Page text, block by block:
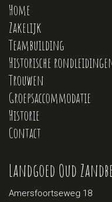
Home
Zakelijk
Teambuilding
Historische
Trouwen
Groepsaccommodatie
Historie
Contact
Landgoed Oud
Amersfoortseweg 18